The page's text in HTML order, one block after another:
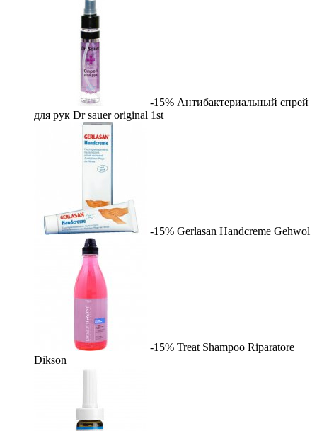
-15% Антибактериальный спрей
для рук Dr sauer original 1st
-15% Gerlasan Handcreme Gehwol
-15% Treat Shampoo Riparatore
Dikson